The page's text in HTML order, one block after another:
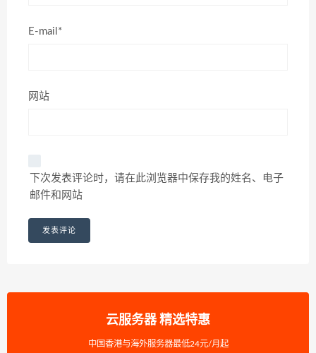
E-mail*
网站
下次发表评论时，请在此浏览器中保存我的姓名、电子
邮件和网站
云服务器 精选特惠
中国香港与海外服务器最低24元/月起